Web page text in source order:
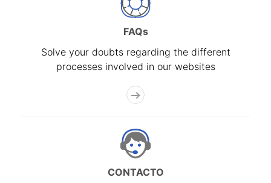
FAQs
Solve your doubts regarding the different
processes involved in our websites
CONTACTO